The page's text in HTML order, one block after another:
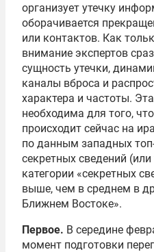
организует утечку
оборачивается
или контактов. Как
внимание экспертов
сущность утечки,
каналы вброса и
характера и частоты.
необходима для того,
происходит сейчас на
по данным западных
секретных сведений (или
категории «секретных
выше, чем в среднем в
Ближнем Востоке».
Первое. В середине
момент подготовки